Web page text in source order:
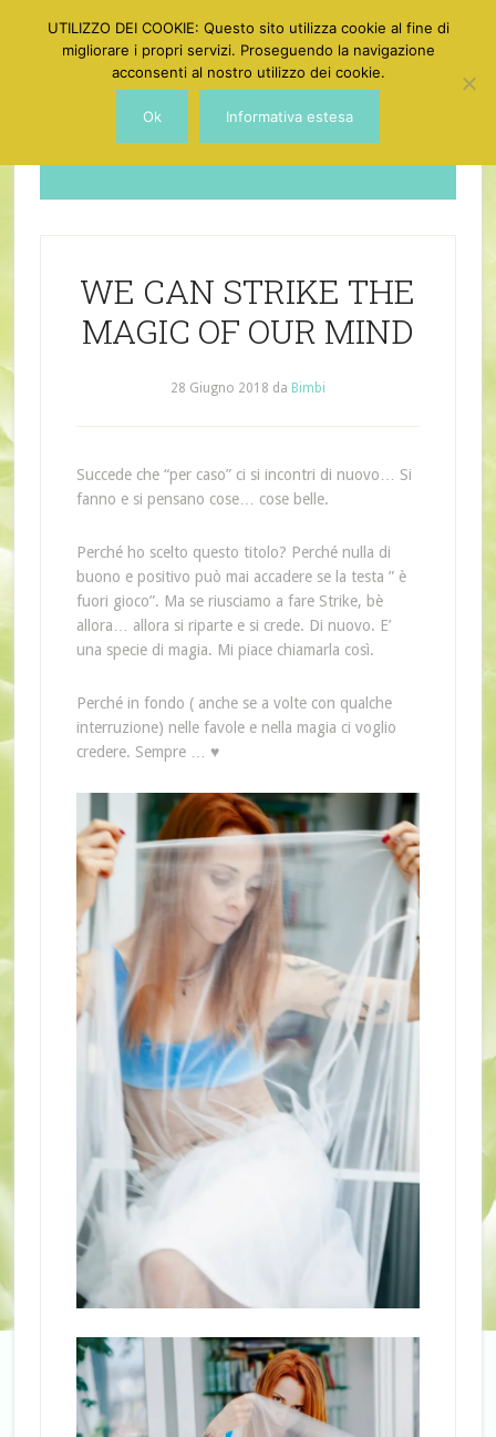
Dotgirl
WE CAN STRIKE THE
MAGIC OF OUR MIND
28 Giugno 2018 da Bimbi
Succede che “per caso” ci si incontri di nuovo… Si
fanno e si pensano cose… cose belle.
Perché ho scelto questo titolo? Perché nulla di
buono e positivo può mai accadere se la testa ” è
fuori gioco”. Ma se riusciamo a fare Strike, bè
allora… allora si riparte e si crede. Di nuovo. E’
una specie di magia. Mi piace chiamarla così.
Perché in fondo ( anche se a volte con qualche
interruzione) nelle favole e nella magia ci voglio
credere. Sempre … ♥
UTILIZZO DEI COOKIE: Questo sito utilizza cookie al fine di
migliorare i propri servizi. Proseguendo la navigazione
acconsenti al nostro utilizzo dei cookie.
Ok Informativa estesa